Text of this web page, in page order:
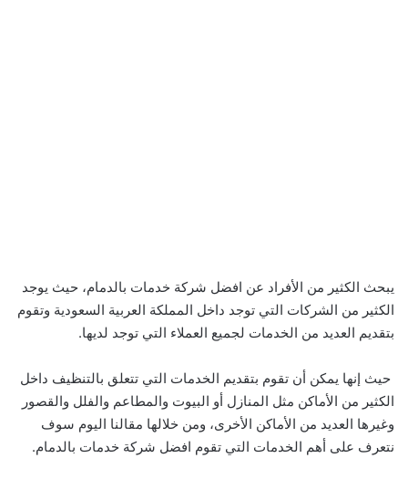
يبحث الكثير من الأفراد عن افضل شركة خدمات بالدمام، حيث يوجد
الكثير من الشركات التي توجد داخل المملكة العربية السعودية وتقوم
بتقديم العديد من الخدمات لجميع العملاء التي توجد لديها.
حيث إنها يمكن أن تقوم بتقديم الخدمات التي تتعلق بالتنظيف داخل
الكثير من الأماكن مثل المنازل أو البيوت والمطاعم والفلل والقصور
وغيرها العديد من الأماكن الأخرى، ومن خلالها مقالنا اليوم سوف
نتعرف على أهم الخدمات التي تقوم افضل شركة خدمات بالدمام.